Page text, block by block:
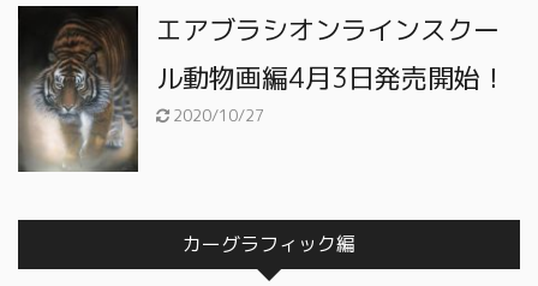
エアブラシオンラインスクー
ル動物画編4月3日発売開始！
2020/10/27
カーグラフィック編